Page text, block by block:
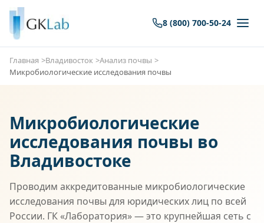
8 (800) 700-50-24
Главная Владивосток
Анализ почвы
Микробиологические исследования почвы
Микробиологические
исследования почвы во
Владивостоке
Проводим аккредитованные микробиологические
исследования почвы для юридических лиц по всей
России. ГК «Лаборатория» — это крупнейшая сеть с